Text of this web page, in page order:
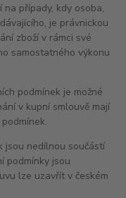
případy, kdy osoba,
je právnickou
zboží v rámci své
samostatného výkonu
podmínek je možné
v kupní smlouvě mají
nedílnou součástí
podmínky jsou
lze uzavřít v českém